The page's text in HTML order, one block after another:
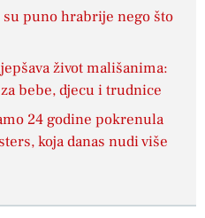
puno hrabrije nego što
život mališanima:
bebe, djecu i trudnice
24 godine pokrenula
koja danas nudi više